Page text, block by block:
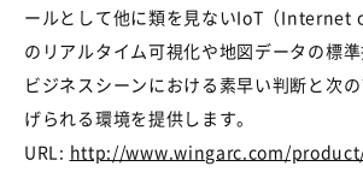
ールとして他に類を見ないIoT（Internet
のリアルタイム可視化や地図データの標
ビジネスシーンにおける素早い判断と次
げられる環境を提供します。
URL: http://www.wingarc.com/